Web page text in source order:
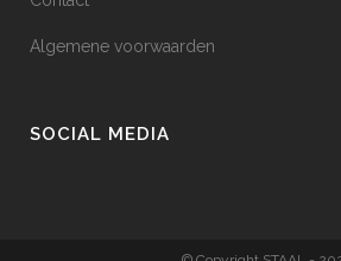
Algemene voorwaarden
SOCIAL MEDIA